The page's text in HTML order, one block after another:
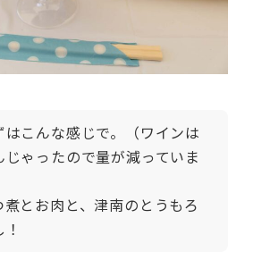
はこんな感じで。（ワインは
じゃったので量が減っていま
煮とお肉と、津南のとうもろ